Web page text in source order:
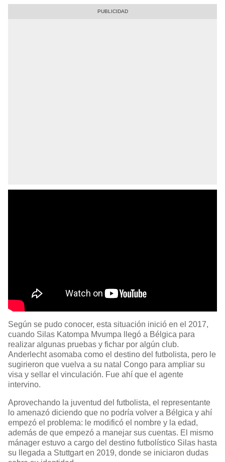
Según se pudo conocer, esta situación inició en el 2017,
cuando Silas Katompa Mvumpa llegó a Bélgica para
realizar algunas pruebas y fichar por algún club.
Anderlecht asomaba como el destino del futbolista, pero le
sugirieron que vuelva a su natal Congo para ampliar su
visa y sellar el vinculación. Fue ahí que el agente
intervino.
Aprovechando la juventud del futbolista, el representante
lo amenazó diciendo que no podría volver a Bélgica y ahí
empezó el problema: le modificó el nombre y la edad,
además de que empezó a manejar sus cuentas. El mismo
mánager estuvo a cargo del destino futbolístico Silas hasta
su llegada a Stuttgart en 2019, donde se iniciaron dudas